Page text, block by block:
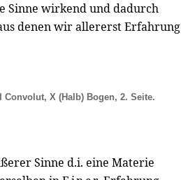
Sinne wirkend und dadurch
denen wir allererst Erfahrung
Convolut, X (Halb) Bogen, 2. Seite.
Sinne d.i. eine Materie